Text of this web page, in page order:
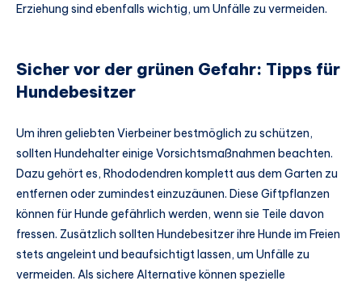
Erziehung sind ebenfalls wichtig, um Unfälle zu vermeiden.
Sicher vor der grünen Gefahr: Tipps für
Hundebesitzer
Um ihren geliebten Vierbeiner bestmöglich zu schützen,
sollten Hundehalter einige Vorsichtsmaßnahmen beachten.
Dazu gehört es, Rhododendren komplett aus dem Garten zu
entfernen oder zumindest einzuzäunen. Diese Giftpflanzen
können für Hunde gefährlich werden, wenn sie Teile davon
fressen. Zusätzlich sollten Hundebesitzer ihre Hunde im Freien
stets angeleint und beaufsichtigt lassen, um Unfälle zu
vermeiden. Als sichere Alternative können spezielle